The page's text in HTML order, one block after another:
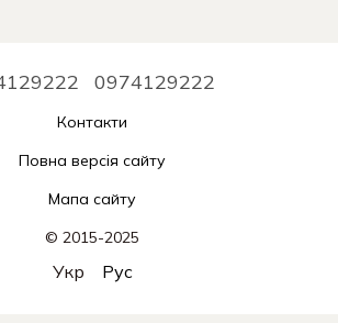
0974129222
Контакти
Повна версія сайту
Мапа сайту
© 2015-2025
Укр Рус